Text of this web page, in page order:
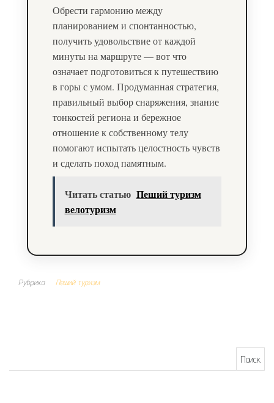
Обрести гармонию между
планированием и спонтанностью,
получить удовольствие от каждой
минуты на маршруте — вот что
означает подготовиться к путешествию
в горы с умом. Продуманная стратегия,
правильный выбор снаряжения, знание
тонкостей региона и бережное
отношение к собственному телу
помогают испытать целостность чувств
и сделать поход памятным.
Читать статью Пеший туризм
велотуризм
Рубрика Пеший туризм